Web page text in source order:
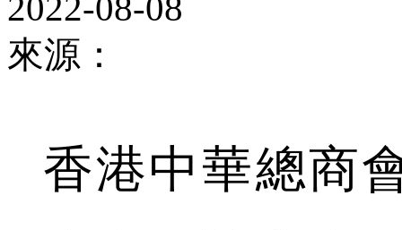
2022-08-08
來源：
香港中華總商